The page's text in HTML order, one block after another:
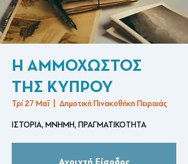
Η ΑΜΜΟΧΩΣΤΟΣ
ΤΗΣ ΚΥΠΡΟΥ
Τρί 27 Μαΐ
  |
Δημοτική Πινακοθήκη Πειραιάς
ΙΣΤΟΡΙΑ, ΜΝΗΜΗ, ΠΡΑΓΜΑΤΙΚΟΤΗΤΑ